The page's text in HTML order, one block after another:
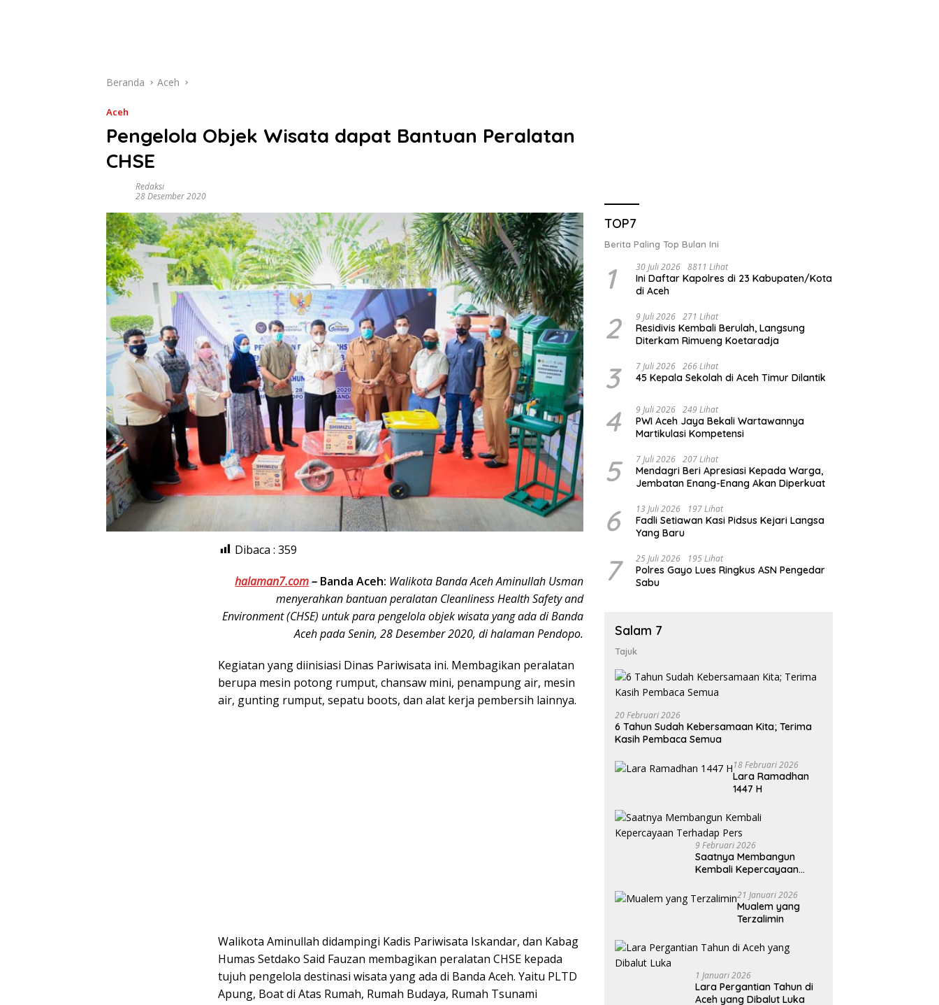
Beranda Aceh
Aceh
Pengelola Objek Wisata dapat Bantuan Peralatan
CHSE
Redaksi
28 Desember 2020
Dibaca : 359
halaman7.com– Banda Aceh: Walikota Banda Aceh Aminullah Usman
menyerahkan bantuan peralatan Cleanliness Health Safety and
Environment (CHSE) untuk para pengelola objek wisata yang ada di Banda
Aceh pada Senin, 28 Desember 2020, di halaman Pendopo.
Kegiatan yang diinisiasi Dinas Pariwisata ini. Membagikan peralatan
berupa mesin potong rumput, chansaw mini, penampung air, mesin
air, gunting rumput, sepatu boots, dan alat kerja pembersih lainnya.
Walikota Aminullah didampingi Kadis Pariwisata Iskandar, dan Kabag
Humas Setdako Said Fauzan membagikan peralatan CHSE kepada
tujuh pengelola destinasi wisata yang ada di Banda Aceh. Yaitu PLTD
Apung, Boat di Atas Rumah, Rumah Budaya, Rumah Tsunami
TOP7
Berita Paling Top Bulan Ini
1 30 Juli 2026 8811 Lihat
Ini Daftar Kapolres di 23 Kabupaten/Kota
di Aceh
2 9 Juli 2026 271 Lihat
Residivis Kembali Berulah, Langsung
Diterkam Rimueng Koetaradja
3 7 Juli 2026 266 Lihat
45 Kepala Sekolah di Aceh Timur Dilantik
4 9 Juli 2026 249 Lihat
PWI Aceh Jaya Bekali Wartawannya
Martikulasi Kompetensi
5 7 Juli 2026 207 Lihat
Mendagri Beri Apresiasi Kepada Warga,
Jembatan Enang-Enang Akan Diperkuat
6 13 Juli 2026 197 Lihat
Fadli Setiawan Kasi Pidsus Kejari Langsa
Yang Baru
7 25 Juli 2026 195 Lihat
Polres Gayo Lues Ringkus ASN Pengedar
Sabu
Salam 7
Tajuk
20 Februari 2026
6 Tahun Sudah Kebersamaan Kita; Terima
Kasih Pembaca Semua
18 Februari 2026
Lara Ramadhan
1447 H
9 Februari 2026
Saatnya Membangun
Kembali Kepercayaan
21 Januari 2026
Mualem yang
Terzalimin
1 Januari 2026
Lara Pergantian Tahun di
Aceh yang Dibalut Luka